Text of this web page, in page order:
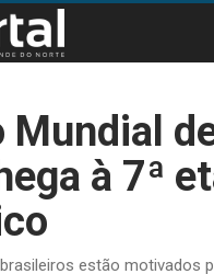
Mundial
à 7ª
estão motivados